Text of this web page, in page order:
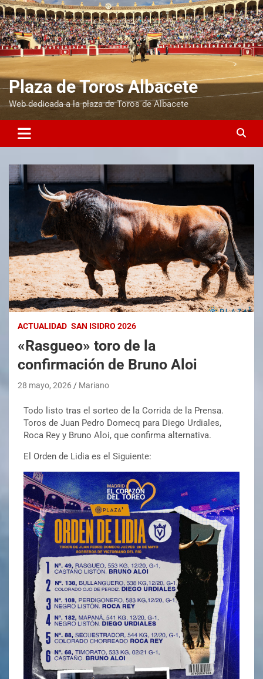
Plaza de Toros Albacete
Web dedicada a la plaza de Toros de Albacete
ACTUALIDAD SAN ISIDRO 2026
«Rasgueo» toro de la
confirmación de Bruno Aloi
28 mayo, 2026 Mariano
Todo listo tras el sorteo de la Corrida de la Prensa.
Toros de Juan Pedro Domecq para Diego Urdiales,
Roca Rey y Bruno Aloi, que confirma alternativa.
El Orden de Lidia es el Siguiente: